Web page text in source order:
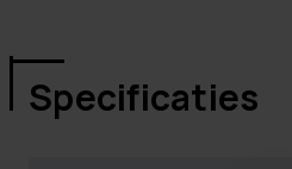
Specificaties